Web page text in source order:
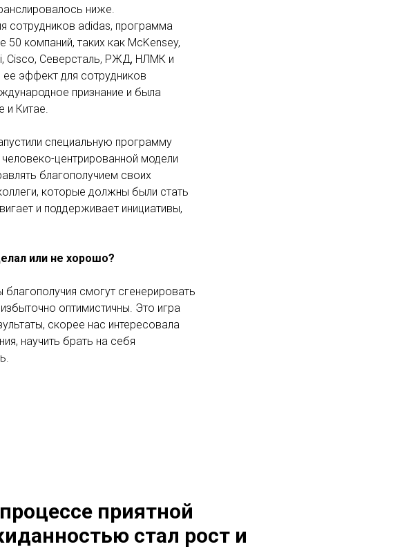
ниже.
сотрудников adidas, программа
компаний, таких как McKensey,
Cisco, Северсталь, РЖД, НЛМК и
эффект для сотрудников
признание и была
Китае.
специальную программу
центрированной модели
благополучием своих
которые должны были стать
и поддерживает инициативы,
или не хорошо?
смогут сгенерировать
оптимистичны. Это игра
скорее нас интересовала
научить брать на себя
приятной
стал рост и